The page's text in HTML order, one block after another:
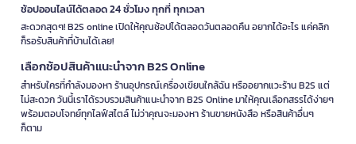
ช้อปออนไลน์ได้ตลอด 24 ชั่วโมง ทุกที่ ทุกเวลา
สะดวกสุดๆ! B2S online เปิดให้คุณช้อปได้ตลอดวันตลอดคืน อยากได้อะไร แค่คลิก
ก็รอรับสินค้าที่บ้านได้เลย!
เลือกช้อปสินค้าแนะนำจาก B2S Online
สำหรับใครที่กำลังมองหา ร้านอุปกรณ์เครื่องเขียนใกล้ฉัน หรืออยากแวะร้าน B2S แต่
ไม่สะดวก วันนี้เราได้รวบรวมสินค้าแนะนำจาก B2S Online มาให้คุณเลือกสรรได้ง่ายๆ
พร้อมตอบโจทย์ทุกไลฟ์สไตล์ ไม่ว่าคุณจะมองหา ร้านขายหนังสือ หรือสินค้าอื่นๆ
ก็ตาม